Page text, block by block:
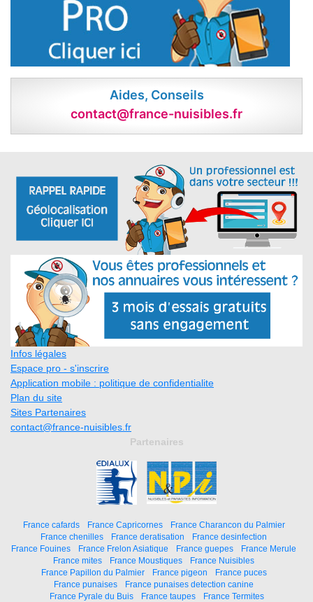
Aides, Conseils
contact@france-nuisibles.fr
Infos légales
Espace pro - s'inscrire
Application mobile : politique de confidentialite
Plan du site
Sites Partenaires
contact@france-nuisibles.fr
Partenaires
France cafards France Capricornes
France Charancon du Palmier
France chenilles
France deratisation
France desinfection
France Fouines
France Frelon Asiatique France guepes
France Merule
France mites
France Moustiques
France Nuisibles
France Papillon du Palmier
France pigeon
France puces
France punaises
France punaises detection canine
France Pyrale du Buis
France taupes France Termites